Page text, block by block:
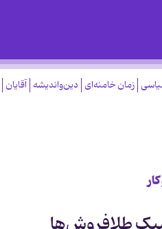
زمان خامنه‌ای دین‌واندیشه آقایان